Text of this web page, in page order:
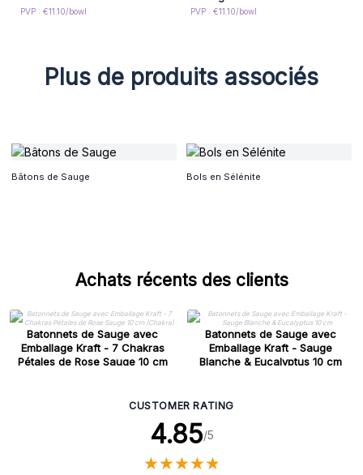
PVP : €11.10/bowl PVP : €11.10/bowl
Plus de produits associés
Bâtons de Sauge Bols en Sélénite
Achats récents des clients
Batonnets de Sauge avec
Emballage Kraft - 7 Chakras
Pétales de Rose Sauge 10 cm
Batonnets de Sauge avec
Emballage Kraft - Sauge
Blanche & Eucalyptus 10 cm
CUSTOMER RATING
4.85/5
★★★★★
★★★★★